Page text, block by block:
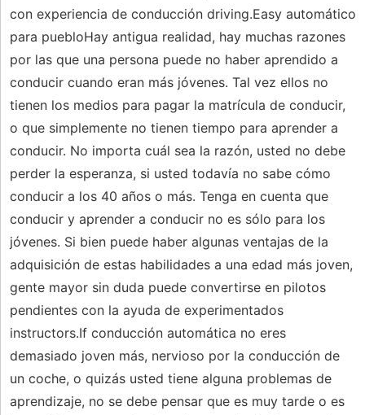
con experiencia de conducción driving.Easy automático
para puebloHay antigua realidad, hay muchas razones
por las que una persona puede no haber aprendido a
conducir cuando eran más jóvenes. Tal vez ellos no
tienen los medios para pagar la matrícula de conducir,
o que simplemente no tienen tiempo para aprender a
conducir. No importa cuál sea la razón, usted no debe
perder la esperanza, si usted todavía no sabe cómo
conducir a los 40 años o más. Tenga en cuenta que
conducir y aprender a conducir no es sólo para los
jóvenes. Si bien puede haber algunas ventajas de la
adquisición de estas habilidades a una edad más joven,
gente mayor sin duda puede convertirse en pilotos
pendientes con la ayuda de experimentados
instructors.If conducción automática no eres
demasiado joven más, nervioso por la conducción de
un coche, o quizás usted tiene alguna problemas de
aprendizaje, no se debe pensar que es muy tarde o es